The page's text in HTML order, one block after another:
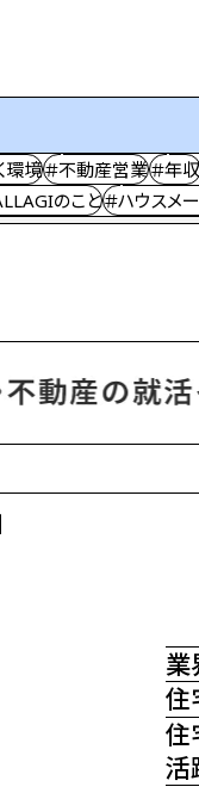
環境＃不動産営業＃年収
のこと＃ハウスメ
業
住
住
活